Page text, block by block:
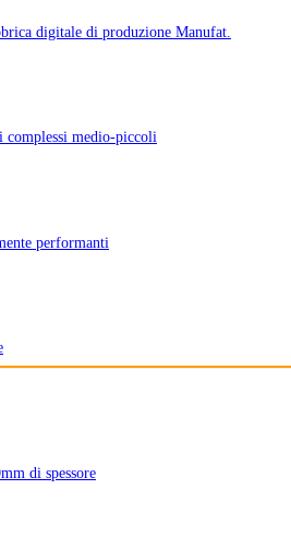
digitale di produzione Manufat.
complessi medio-piccoli
performanti
di spessore